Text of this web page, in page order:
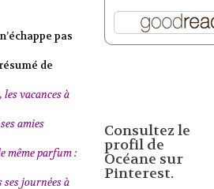
n’échappe pas
de
vacances à
amies
même parfum :
ses journées à
Consultez le
profil de
Océane sur
Pinterest.